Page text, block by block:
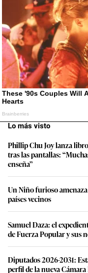
Lo más visto
Phillip Chu Joy lanza
tras las pantallas:
enseña”
Un Niño furioso
países vecinos
Samuel Daza: el
de Fuerza Popular y sus
Diputados 2026-2031:
perfil de la nueva